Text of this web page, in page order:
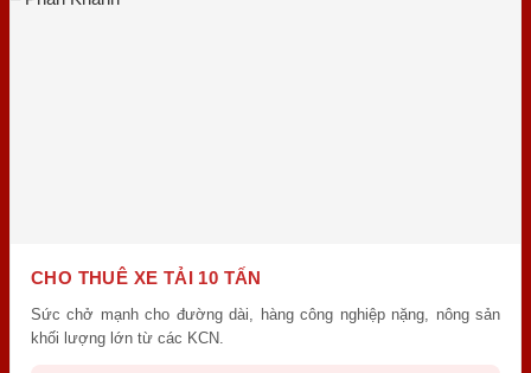
CHO THUÊ XE TẢI 10 TẤN
Sức chở mạnh cho đường dài, hàng công nghiệp nặng, nông sản
khối lượng lớn từ các KCN.